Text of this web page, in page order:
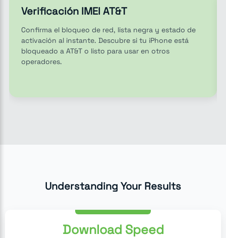
Verificación IMEI AT&T
Confirma el bloqueo de red, lista negra y estado de
activación al instante. Descubre si tu iPhone está
bloqueado a AT&T o listo para usar en otros
operadores.
Understanding Your Results
Download Speed